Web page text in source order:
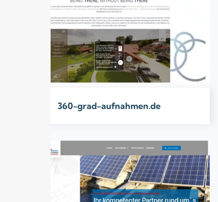
360-grad-aufnahmen.de